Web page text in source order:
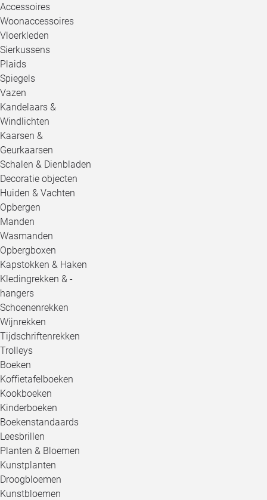
Accessoires
Woonaccessoires
Vloerkleden
Sierkussens
Plaids
Spiegels
Vazen
Kandelaars &
Windlichten
Kaarsen &
Geurkaarsen
Schalen & Dienbladen
Decoratie objecten
Huiden & Vachten
Opbergen
Manden
Wasmanden
Opbergboxen
Kapstokken & Haken
Kledingrekken & -
hangers
Schoenenrekken
Wijnrekken
Tijdschriftenrekken
Trolleys
Boeken
Koffietafelboeken
Kookboeken
Kinderboeken
Boekenstandaards
Leesbrillen
Planten & Bloemen
Kunstplanten
Droogbloemen
Kunstbloemen